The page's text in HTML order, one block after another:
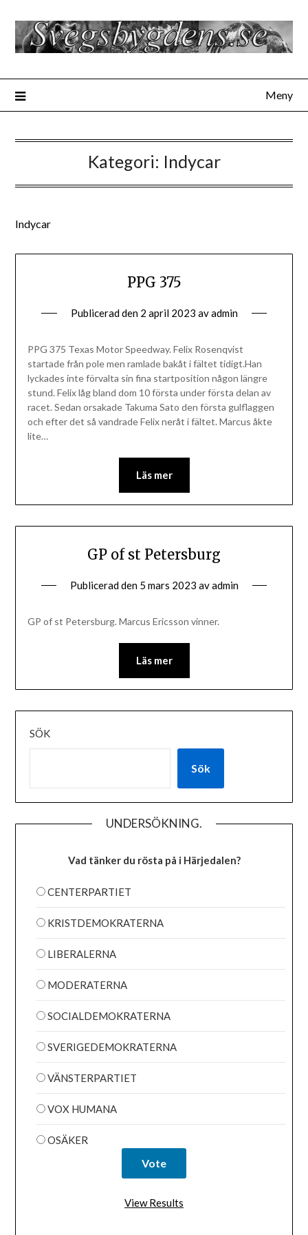
innehåll
Meny
Kategori: Indycar
Indycar
PPG 375
Publicerad den 2 april 2023 avadmin
PPG 375 Texas Motor Speedway. Felix Rosenqvist
startade från pole men ramlade bakåt i fältet tidigt.Han
lyckades inte förvalta sin fina startposition någon längre
stund. Felix låg bland dom 10 första under första delan av
racet. Sedan orsakade Takuma Sato den första gulflaggen
och efter det så vandrade Felix neråt i fältet. Marcus åkte
lite…
Läs mer
GP of st Petersburg
Publicerad den 5 mars 2023 avadmin
GP of st Petersburg. Marcus Ericsson vinner.
Läs mer
SÖK
Sök
UNDERSÖKNING.
Vad tänker du rösta på i Härjedalen?
CENTERPARTIET
KRISTDEMOKRATERNA
LIBERALERNA
MODERATERNA
SOCIALDEMOKRATERNA
SVERIGEDEMOKRATERNA
VÄNSTERPARTIET
VOX HUMANA
OSÄKER
View Results